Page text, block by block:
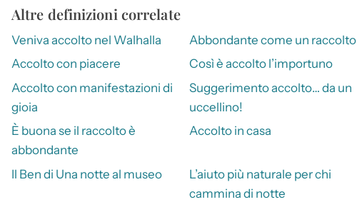
Altre definizioni correlate
Veniva accolto nel Walhalla Abbondante come un raccolto
Accolto con piacere
Così è accolto l’importuno
Accolto con manifestazioni di
gioia
Suggerimento accolto… da un
uccellino!
È buona se il raccolto è
abbondante
Accolto in casa
Il Ben di Una notte al museo
L’aiuto più naturale per chi
cammina di notte